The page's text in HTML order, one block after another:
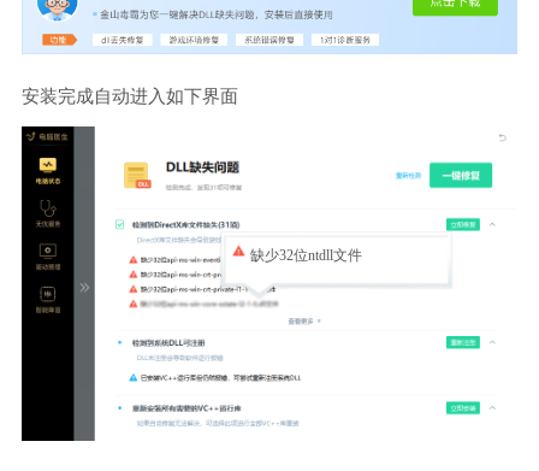
安装完成自动进入如下界面
缺少32位ntdll文件